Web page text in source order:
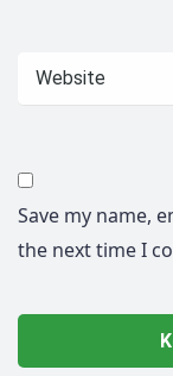
Save my name,
the next time I